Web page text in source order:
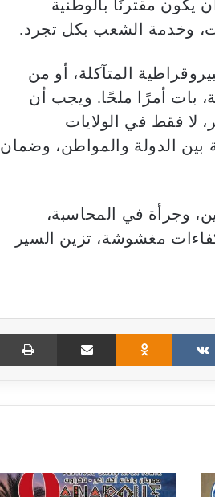
يكون مقترنًا بالوطنية
وخدمة الشعب بكل تجرد.
المتآكلة، أو من
بات أمرًا ملحًا. ويجب أن
لا فقط في الولايات
بين الدولة والمواطن، وضمان
وجرأة في المحاسبة،
مغشوشة، تزين السير
VKontakte
Odnoklassniki
Share via Email